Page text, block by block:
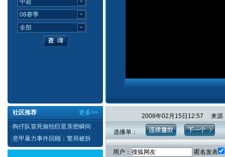
更多>>
社区推荐
·狗仔队冒死偷拍巨星亲密瞬间
·意甲暴力事件回顾：警局被拆
2008年02月15日12:57 来
选播单：
用户： 匿名发表